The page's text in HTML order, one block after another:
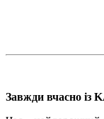
Завжди вчасно із